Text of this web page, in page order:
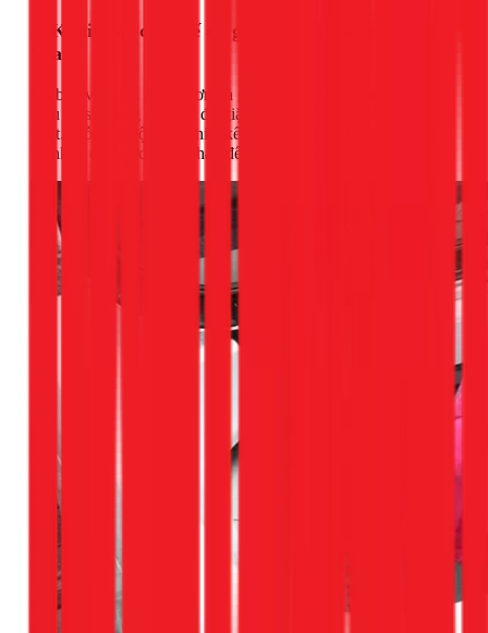
3. Khai thác các chế độ giặt chuyên sâu của máy
Sharp
Để bảo vệ quần áo tốt hơn và giặt sạch hiệu quả hơn, việc
hiểu và sử dụng các chế độ giặt chuyên sâu là vô cùng cần
thiết. Mỗi chế độ được thiết kế với chu trình giặt, tốc độ quay
và nhiệt độ nước khác nhau để phù hợp với từng loại vải.